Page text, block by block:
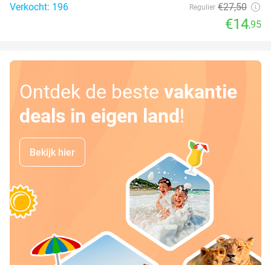
Verkocht: 196
Regulier €27,50
€14,95
Ontdek de beste vakantie
deals in eigen land!
Bekijk hier